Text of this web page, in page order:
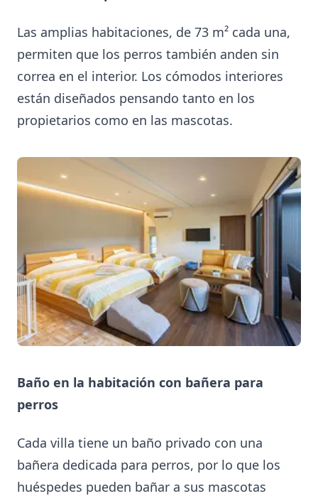
Las amplias habitaciones, de 73 m² cada una,
permiten que los perros también anden sin
correa en el interior. Los cómodos interiores
están diseñados pensando tanto en los
propietarios como en las mascotas.
Baño en la habitación con bañera para
perros
Cada villa tiene un baño privado con una
bañera dedicada para perros, por lo que los
huéspedes pueden bañar a sus mascotas